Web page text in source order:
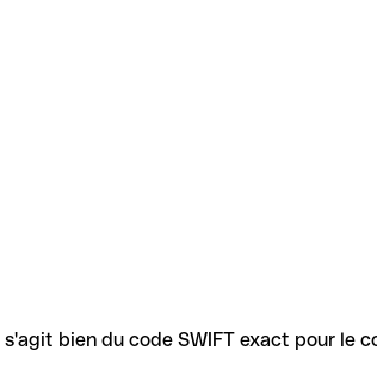
bien du code SWIFT exact pour le